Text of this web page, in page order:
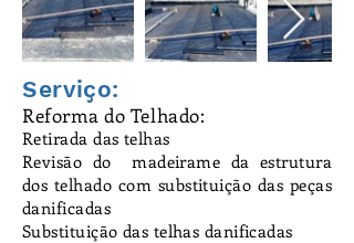
Serviço:
Reforma do Telhado:
Retirada das telhas
Revisão do madeirame da estrutura
dos telhado com substituição das peças
danificadas
Substituição das telhas danificadas